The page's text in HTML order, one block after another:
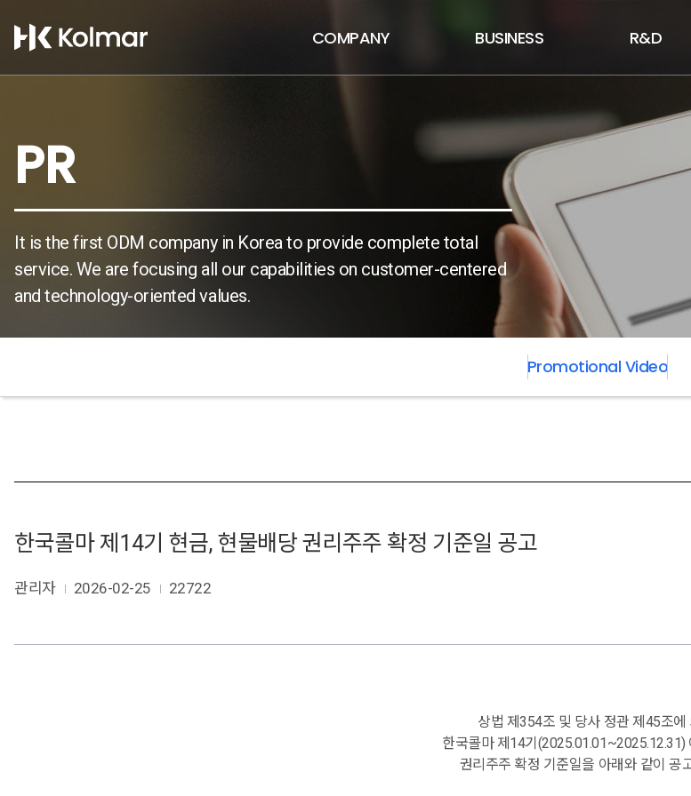
COMPANY BUSINESS R&D
PR
It is the first ODM company in Korea to provide complete total
service. We are focusing all our capabilities on customer-centered
and technology-oriented values.
Promotional Video
한국콜마 제14기 현금, 현물배당 권리주주 확정 기준일 공고
관리자 2026-02-25 22722
상법 제354조 및 당사 정관 제 45조에
한국콜마 제 14기 (2025.01.01~2025.12.31)
권리주주 확정 기준일을 아래와 같이 공